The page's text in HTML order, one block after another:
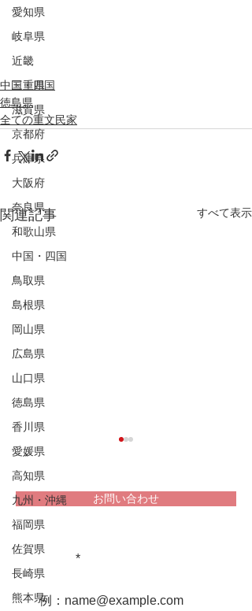
愛知県
岐阜県
近畿
三重県
滋賀県
京都府
兵庫県
大阪府
奈良県
和歌山県
中国・四国
鳥取県
島根県
岡山県
広島県
山口県
徳島県
香川県
愛媛県
高知県
九州・沖縄
福岡県
佐賀県
長崎県
熊本県
中国・四国
徳島県
全ての重文民家
関連記事 すべて表示
松浦家住宅 秋田県
お問い合わせ
重文民家についての情報をお届け
します！